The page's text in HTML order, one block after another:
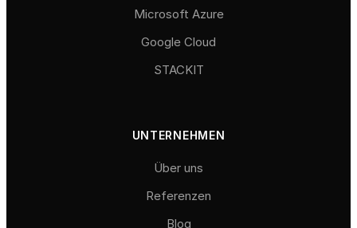
Microsoft Azure
Google Cloud
STACKIT
UNTERNEHMEN
Über uns
Referenzen
Blog